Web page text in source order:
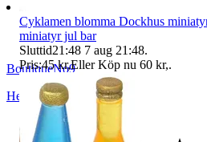
BoutiqueNo9
Helsingborg
Sverige
Cyklamen blomma Dockhus
miniatyr jul bar
Sluttid21:48 7 aug 21:48.
Pris:45 kr,Eller Köp nu 60 kr,.